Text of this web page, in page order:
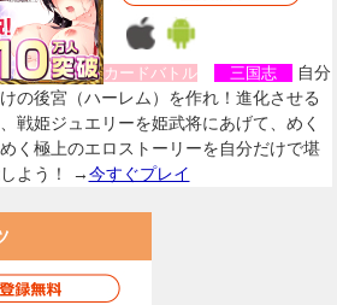
カードバトル 三国志
自分
の後宮（ハーレム）を作れ！進化させる
戦姫ジュエリーを姫武将にあげて、めく
く極上のエロストーリーを自分だけで堪
よう！ →今すぐプレイ